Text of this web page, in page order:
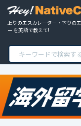
上りのエスカレーター・下りの
ー を英語で教えて!